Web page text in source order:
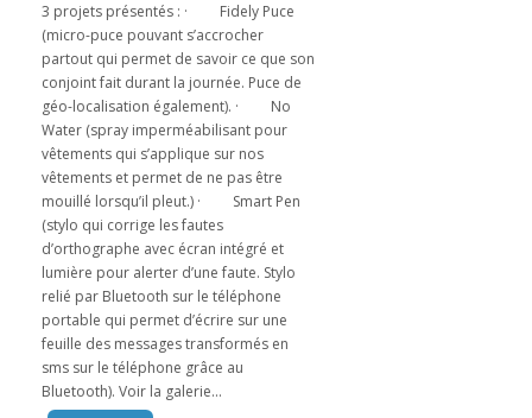
3 projets présentés : · Fidely Puce
(micro-puce pouvant s’accrocher
partout qui permet de savoir ce que son
conjoint fait durant la journée. Puce de
géo-localisation également). · No
Water (spray imperméabilisant pour
vêtements qui s’applique sur nos
vêtements et permet de ne pas être
mouillé lorsqu’il pleut.) · Smart Pen
(stylo qui corrige les fautes
d’orthographe avec écran intégré et
lumière pour alerter d’une faute. Stylo
relié par Bluetooth sur le téléphone
portable qui permet d’écrire sur une
feuille des messages transformés en
sms sur le téléphone grâce au
Bluetooth). Voir la galerie...